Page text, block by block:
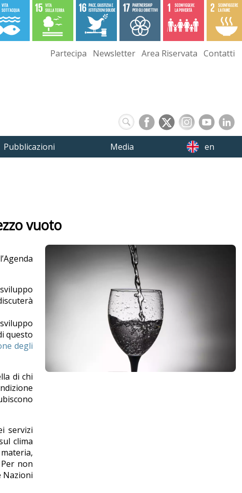
Partecipa Newsletter Area Riservata Contatti
Pubblicazioni Media en
vuoto
questo
degli
di chi
servizi
clima
non
Nazioni